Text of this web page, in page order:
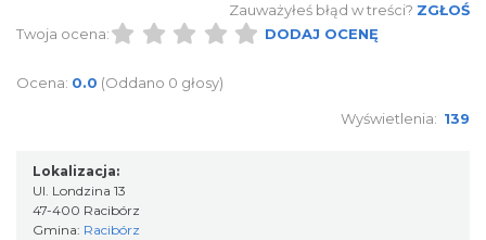
Zauważyłeś błąd w treści? ZGŁOŚ
Twoja ocena:
DODAJ OCENĘ
Ocena: 0.0 (Oddano 0 głosy)
Wyświetlenia: 139
Lokalizacja:
Ul. Londzina 13
47-400 Racibórz
Gmina: Racibórz